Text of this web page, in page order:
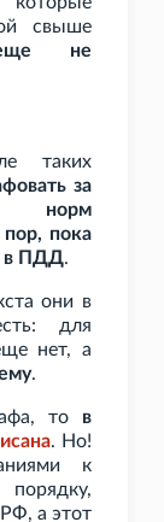
свыше
не
таких
за
норм
пока
в ПДД.
они в
для
нет, а
.
то в
. Но!
к
а этот